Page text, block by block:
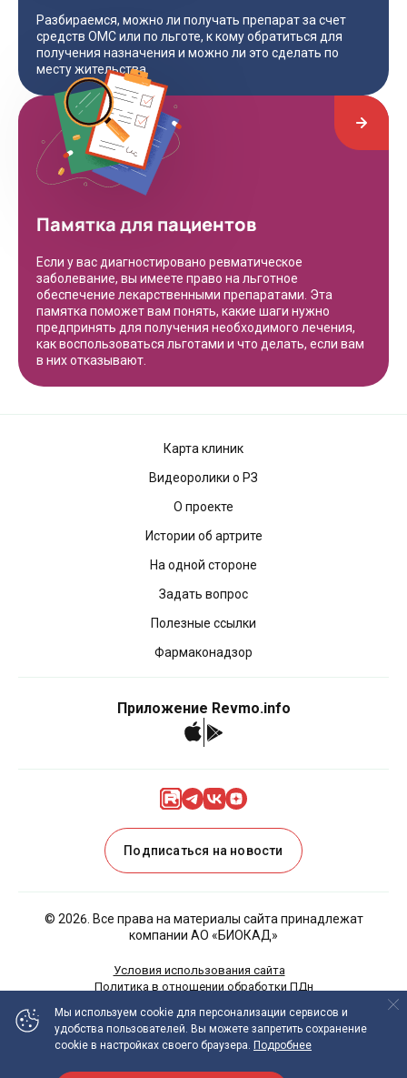
Разбираемся, можно ли получать препарат за счет
средств ОМС или по льготе, к кому обратиться для
получения назначения и можно ли это сделать по
месту жительства.
Памятка для пациентов
Если у вас диагностировано ревматическое
заболевание, вы имеете право на льготное
обеспечение лекарственными препаратами. Эта
памятка поможет вам понять, какие шаги нужно
предпринять для получения необходимого лечения,
как воспользоваться льготами и что делать, если вам
в них отказывают.
Подписаться на новости
Приложение Revmo.info
Карта клиник
Видеоролики о РЗ
О проекте
Истории об артрите
На одной стороне
Задать вопрос
Полезные ссылки
Фармаконадзор
© 2026. Все права на материалы сайта принадлежат
компании АО «БИОКАД»
Условия использования сайта
Политика в отношении обработки ПДн
ИНФОРМАЦИЯ НА ДАННОМ САЙТЕ НЕ ДОЛЖНА
ИСПОЛЬЗОВАТЬСЯ ДЛЯ САМОСТОЯТЕЛЬНОЙ ДИАГНОСТИКИ И
ЛЕЧЕНИЯ И НЕ МОЖЕТ БЫТЬ ЗАМЕНОЙ ОЧНОЙ КОНСУЛЬТАЦИИ
Мы используем cookie для персонализации сервисов и
удобства пользователей. Вы можете запретить сохранение
cookie в настройках своего браузера. Подробнее